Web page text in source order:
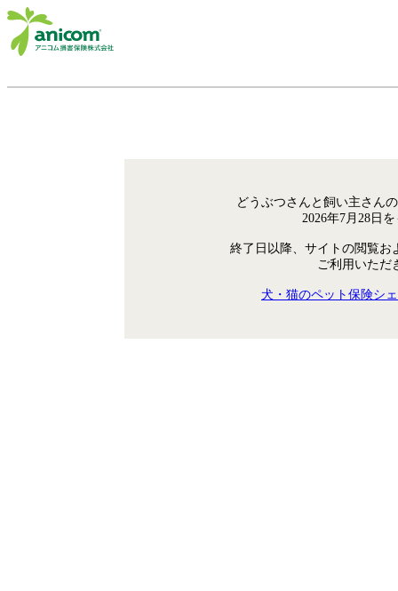
どうぶつさんと飼い主さん
2026年7月28日
終了日以降、サイトの閲覧お
ご利用いただ
犬・猫のペット保険シ